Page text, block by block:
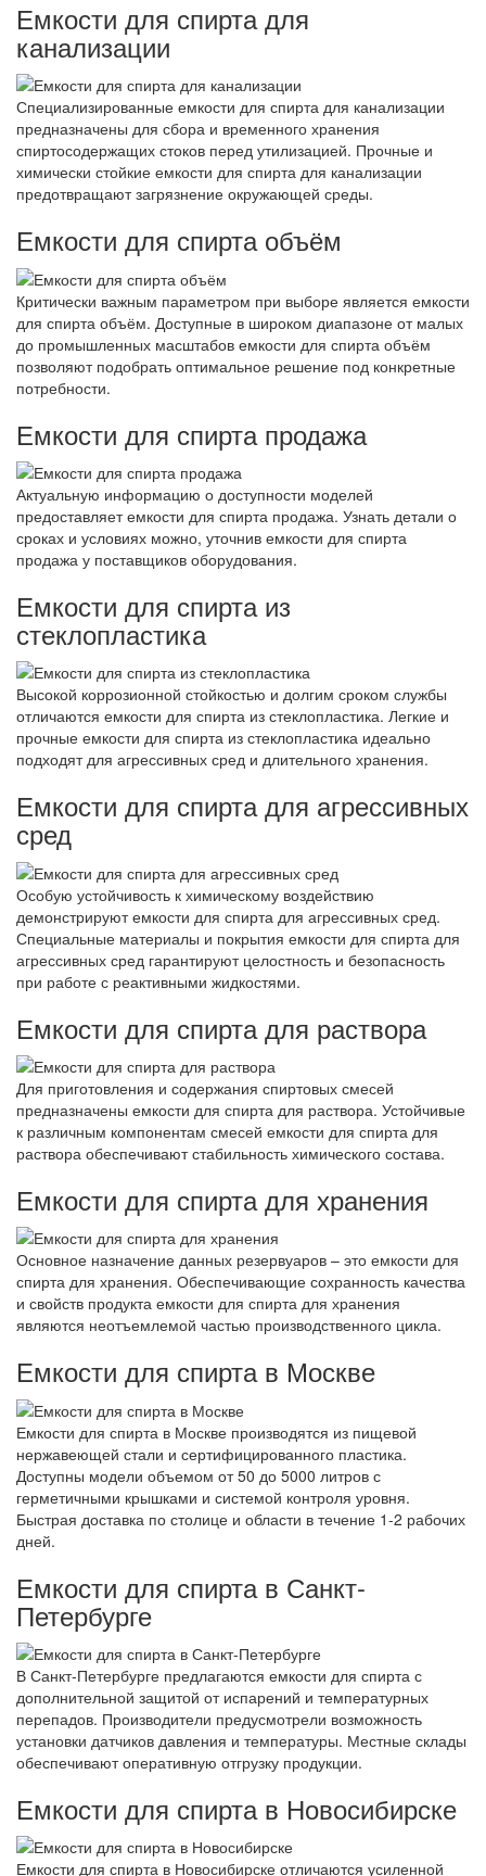
Емкости для спирта для
канализации
Специализированные емкости для спирта для канализации
предназначены для сбора и временного хранения
спиртосодержащих стоков перед утилизацией. Прочные и
химически стойкие емкости для спирта для канализации
предотвращают загрязнение окружающей среды.
Емкости для спирта объём
Критически важным параметром при выборе является емкости
для спирта объём. Доступные в широком диапазоне от малых
до промышленных масштабов емкости для спирта объём
позволяют подобрать оптимальное решение под конкретные
потребности.
Емкости для спирта продажа
Актуальную информацию о доступности моделей
предоставляет емкости для спирта продажа. Узнать детали о
сроках и условиях можно, уточнив емкости для спирта
продажа у поставщиков оборудования.
Емкости для спирта из
стеклопластика
Высокой коррозионной стойкостью и долгим сроком службы
отличаются емкости для спирта из стеклопластика. Легкие и
прочные емкости для спирта из стеклопластика идеально
подходят для агрессивных сред и длительного хранения.
Емкости для спирта для агрессивных
сред
Особую устойчивость к химическому воздействию
демонстрируют емкости для спирта для агрессивных сред.
Специальные материалы и покрытия емкости для спирта для
агрессивных сред гарантируют целостность и безопасность
при работе с реактивными жидкостями.
Емкости для спирта для раствора
Для приготовления и содержания спиртовых смесей
предназначены емкости для спирта для раствора. Устойчивые
к различным компонентам смесей емкости для спирта для
раствора обеспечивают стабильность химического состава.
Емкости для спирта для хранения
Основное назначение данных резервуаров – это емкости для
спирта для хранения. Обеспечивающие сохранность качества
и свойств продукта емкости для спирта для хранения
являются неотъемлемой частью производственного цикла.
Емкости для спирта в Москве
Емкости для спирта в Москве производятся из пищевой
нержавеющей стали и сертифицированного пластика.
Доступны модели объемом от 50 до 5000 литров с
герметичными крышками и системой контроля уровня.
Быстрая доставка по столице и области в течение 1-2 рабочих
дней.
Емкости для спирта в Санкт-
Петербурге
В Санкт-Петербурге предлагаются емкости для спирта с
дополнительной защитой от испарений и температурных
перепадов. Производители предусмотрели возможность
установки датчиков давления и температуры. Местные склады
обеспечивают оперативную отгрузку продукции.
Емкости для спирта в Новосибирске
Емкости для спирта в Новосибирске отличаются усиленной